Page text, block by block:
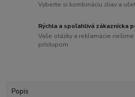
Vyberte si kombináciu zliav a
Rýchla a spoľahlivá zákaznícka
Vaše otázky a reklamácie
prístupom
Popis